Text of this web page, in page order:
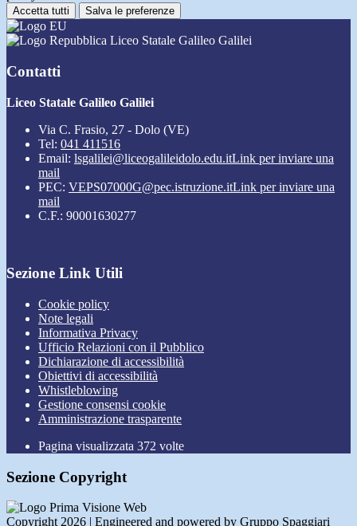
Accetta tutti Salva le preferenze
Liceo Statale Galileo Galilei
Contatti
Liceo Statale Galileo Galilei
Via C. Frasio, 27 - Dolo (VE)
Tel: 041 411516
Email: lsgalilei@liceogalileidolo.edu.itLink per inviare una
mail
PEC: VEPS07000G@pec.istruzione.itLink per inviare una
mail
C.F.: 90001630277
Sezione Link Utili
Cookie policy
Note legali
Informativa Privacy
Ufficio Relazioni con il Pubblico
Dichiarazione di accessibilità
Obiettivi di accessibilità
Whistleblowing
Gestione consensi cookie
Amministrazione trasparente
Pagina visualizzata 372 volte
Sezione Copyright
Copyright 2026 | Engineered and powered by Gruppo Spaggiari